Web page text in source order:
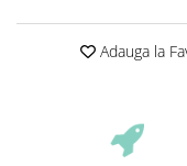
Adauga la